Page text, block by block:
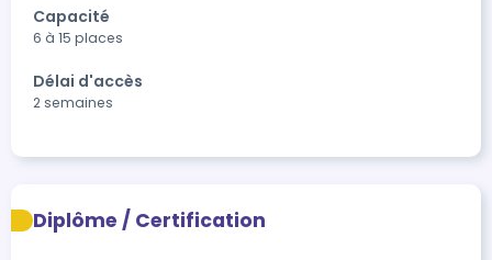
Capacité
6 à 15 places
Délai d'accès
2 semaines
Diplôme / Certification